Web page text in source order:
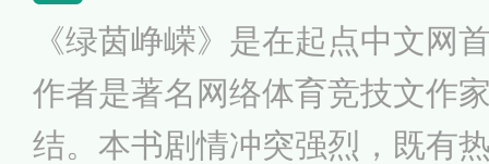
《绿茵峥嵘》是在起点中文网
作者是著名网络体育竞技文作
结。本书剧情冲突强烈，既有